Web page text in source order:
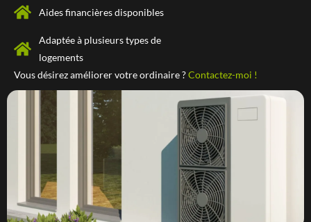
Aides financières disponibles
Adaptée à plusieurs types de
logements
Vous désirez améliorer votre ordinaire ?Contactez-moi !